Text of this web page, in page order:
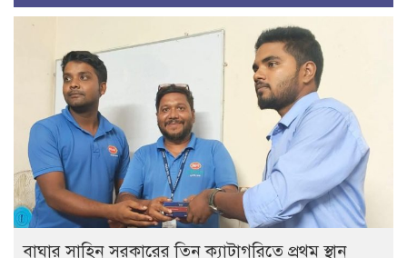
বাঘার সাহিন সরকারের তিন ক্যাটাগরিতে প্রথম স্থান